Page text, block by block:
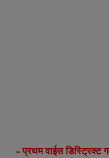
– प्रथम वाईस डिस्ट्रिक्ट